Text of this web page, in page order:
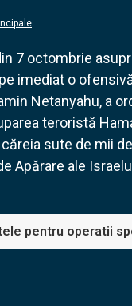
7 octombrie
imediat o
Netanyahu, a
teroristă
sute de mii
Apărare ale
pentru operatii